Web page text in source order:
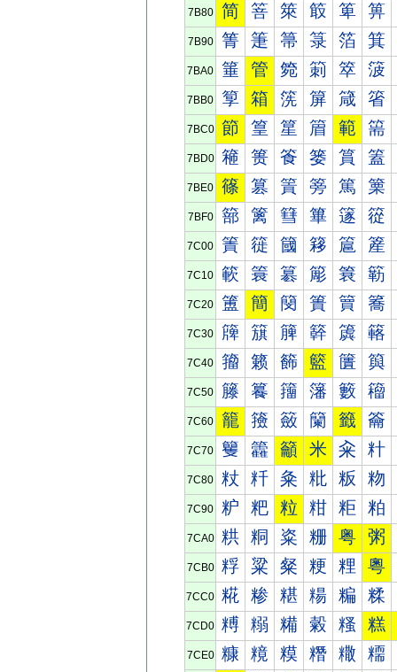
7B80 简 箁 箂 箃 箄 箅
7B90 箐 箑 箒 箓 箔 箕
7BA0 箠 管 箢 箣 箤 箥
7BB0 箰 箱 箲 箳 箴 箵
7BC0 節 篁 篂 篃 範 篅
7BD0 篐 篑 篒 篓 篔 篕
7BE0 篠 篡 篢 篣 篤 篥
7BF0 篰 篱 篲 篳 篴 篵
7C00 簀 簁 簂 簃 簄 簅
7C10 簐 簑 簒 簓 簔 簕
7C20 簠 簡 簢 簣 簤 簥
7C30 簰 簱 簲 簳 簴 簵
7C40 籀 籁 籂 籃 籄 籅
7C50 籐 籑 籒 籓 籔 籕
7C60 籠 籡 籢 籣 籤 籥
7C70 籰 籱 籲 米 籴 籵
7C80 粀 粁 粂 粃 粄 粅
7C90 粐 粑 粒 粓 粔 粕
7CA0 粠 粡 粢 粣 粤 粥
7CB0 粰 粱 粲 粳 粴 粵
7CC0 糀 糁 糂 糃 糄 糅
7CD0 糐 糑 糒 糓 糔 糕
7CE0 糠 糡 糢 糣 糤 糥